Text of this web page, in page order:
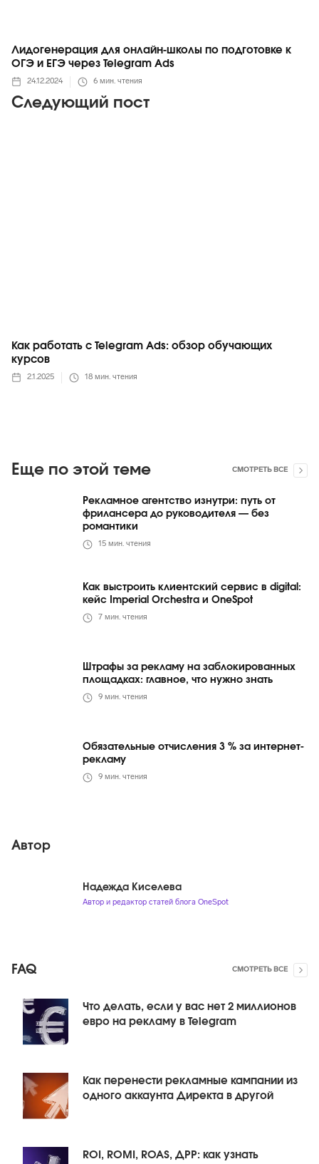
Следующий пост
Лидогенерация для онлайн-школы по подготовке к
ОГЭ и ЕГЭ через Telegram Ads
24.12.2024 6 мин. чтения
Как работать с Telegram Ads: обзор обучающих
курсов
2.1.2025 18 мин. чтения
Еще по этой теме СМОТРЕТЬ ВСЕ
Рекламное агентство изнутри: путь от
фрилансера до руководителя — без
романтики
15 мин. чтения
Как выстроить клиентский сервис в digital:
кейс Imperial Orchestra и OneSpot
7 мин. чтения
Штрафы за рекламу на заблокированных
площадках: главное, что нужно знать
9 мин. чтения
Обязательные отчисления 3 % за интернет-
рекламу
9 мин. чтения
Автор
Надежда Киселева
Автор и редактор статей блога OneSpot
FAQ СМОТРЕТЬ ВСЕ
Что делать, если у вас нет 2 миллионов
евро на рекламу в Telegram
Как перенести рекламные кампании из
одного аккаунта Директа в другой
ROI, ROMI, ROAS, ДРР: как узнать